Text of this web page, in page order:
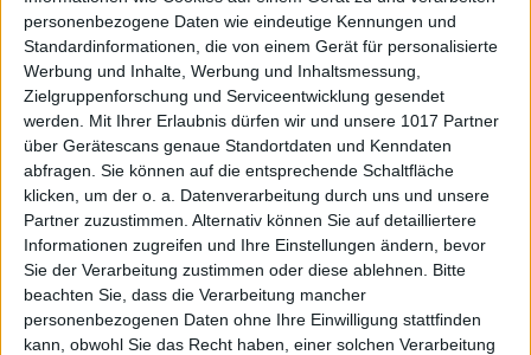
personenbezogene Daten wie eindeutige Kennungen und
Standardinformationen, die von einem Gerät für personalisierte
Werbung und Inhalte, Werbung und Inhaltsmessung,
Zielgruppenforschung und Serviceentwicklung gesendet
werden.
Mit Ihrer Erlaubnis dürfen wir und unsere 1017 Partner
über Gerätescans genaue Standortdaten und Kenndaten
abfragen. Sie können auf die entsprechende Schaltfläche
klicken, um der o. a. Datenverarbeitung durch uns und unsere
Partner zuzustimmen. Alternativ können Sie auf detailliertere
Informationen zugreifen und Ihre Einstellungen ändern, bevor
Sie der Verarbeitung zustimmen oder diese ablehnen.
Bitte
beachten Sie, dass die Verarbeitung mancher
personenbezogenen Daten ohne Ihre Einwilligung stattfinden
kann, obwohl Sie das Recht haben, einer solchen Verarbeitung